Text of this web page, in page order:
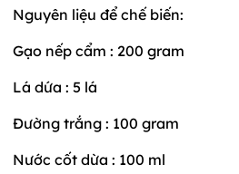
Nguyên liệu để chế biến:
Gạo nếp cẩm : 200 gram
Lá dứa : 5 lá
Đường trắng : 100 gram
Nước cốt dừa : 100 ml